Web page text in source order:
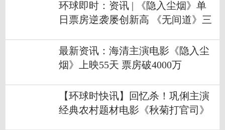
环球即时：资讯 | 《隐入尘烟》单
日票房逆袭屡创新高 《无间道》三
最新资讯：海清主演电影《隐入尘
烟》上映55天 票房破4000万
【环球时快讯】回忆杀！巩俐主演
经典农村题材电影《秋菊打官司》